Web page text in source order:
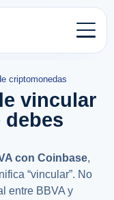
criptomonedas
vincular
debes
con Coinbase,
“vincular”. No
entre BBVA y